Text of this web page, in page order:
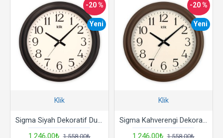
Yeni
-20 %
Klik
Sigma Siyah Dekoratif Duvar Saati
1.558,00₺
Yeni
-20 %
Klik
Sigma Kahverengi Dekoratif Duvar Saati
1.558,00₺